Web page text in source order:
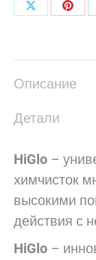
Поделиться
Описание
Детали
HiGlo –
химчисток
высокими
действия с
HiGlo –